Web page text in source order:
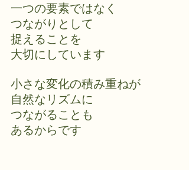
一つの要素ではなく
つながりとして
捉えることを
大切にしています
小さな変化の積み重ねが
自然なリズムに
つながることも
あるからです